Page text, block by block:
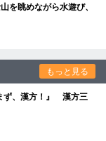
を眺めながら水遊び、
もっと見る
ず、漢方！』 漢方三